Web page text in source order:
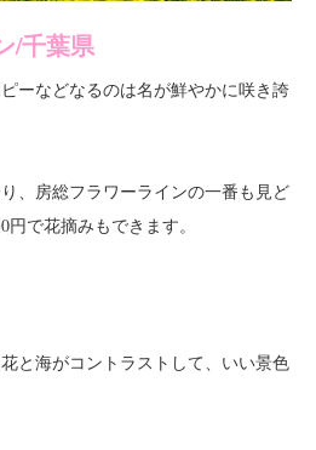
/千葉県
ーなどなるのは名が鮮やかに咲き誇
、房総フラワーラインの一番も見ど
円で花摘み もできます。
と海がコントラストして、いい景色